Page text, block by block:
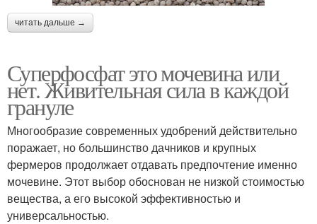
читать дальше →
Суперфосфат это мочевина или
нет. Живительная сила в каждой
грануле
Многообразие современных удобрений действительно
поражает, но большинство дачников и крупных
фермеров продолжает отдавать предпочтение именно
мочевине. Этот выбор обоснован не низкой стоимостью
вещества, а его высокой эффективностью и
универсальностью.